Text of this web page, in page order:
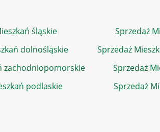
śląskie Sprzedaż
dolnośląskie Sprzedaż
zachodniopomorskie Sprzedaż
podlaskie Sprzedaż